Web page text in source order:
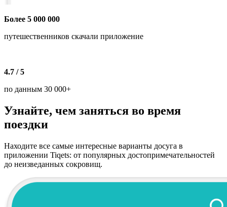
Более 5 000 000
путешественников скачали приложение
4.7 / 5
по данным 30 000+
Узнайте, чем заняться во время
поездки
Находите все самые интересные варианты досуга в
приложении Tiqets: от популярных достопримечательностей
до неизведанных сокровищ.